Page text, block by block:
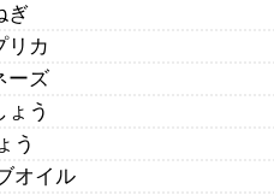
ぎ
リカ
ーズ
ょう
う
オイル